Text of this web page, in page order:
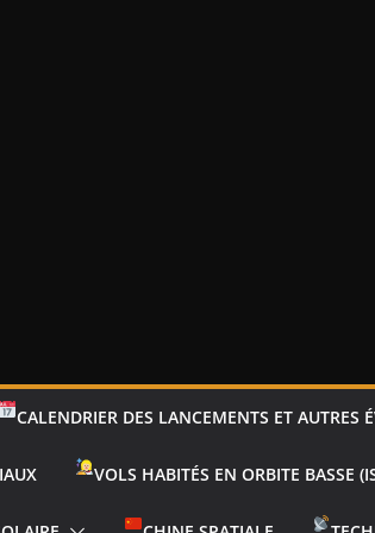
CALENDRIER DES LANCEMENTS ET AUTRES
VOLS HABITÉS EN ORBITE BASSE